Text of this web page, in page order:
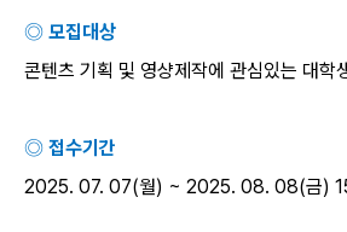
◎ 모집대상
콘텐츠 기획 및 영샹제작에 관심있는 대학
◎ 접수기간
2025. 07. 07(월) ~ 2025. 08. 08(금)